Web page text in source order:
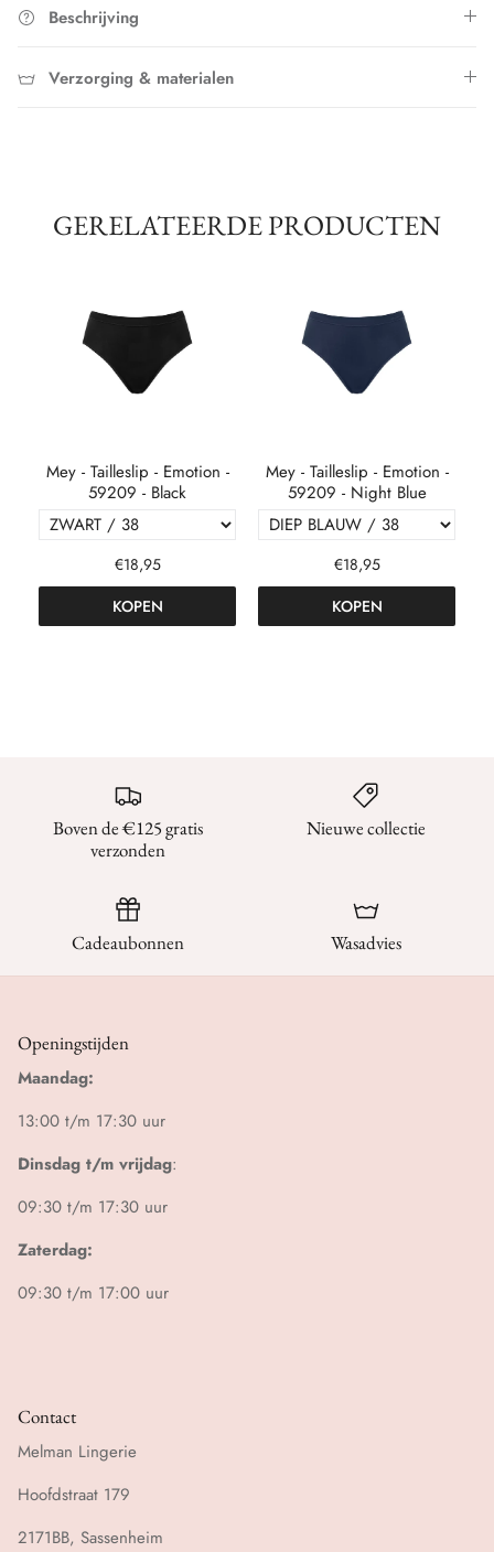
Beschrijving
Verzorging & materialen
GERELATEERDE PRODUCTEN
Mey - Tailleslip - Emotion -
59209 - Black
€18,95
KOPEN
Mey - Tailleslip - Emotion -
59209 - Night Blue
€18,95
KOPEN
Boven de €125 gratis
verzonden
Nieuwe collectie
Cadeaubonnen Wasadvies
Openingstijden
Maandag:
13:00 t/m 17:30 uur
Dinsdag t/m vrijdag:
09:30 t/m 17:30 uur
Zaterdag:
09:30 t/m 17:00 uur
Contact
Melman Lingerie
Hoofdstraat 179
2171BB, Sassenheim